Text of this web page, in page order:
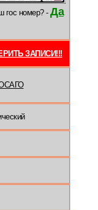
гос номер? -Да
ЗАПИСИ!!!